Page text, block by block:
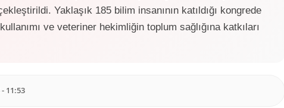
Yaklaşık 185 bilim insanının katıldığı kongrede
ve veteriner hekimliğin toplum sağlığına katkıları
11:53